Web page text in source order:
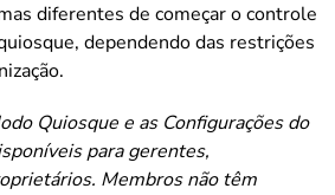
diferentes de começar o controle
dependendo das restrições
Quiosque e as Configurações do
para gerentes,
Membros não têm